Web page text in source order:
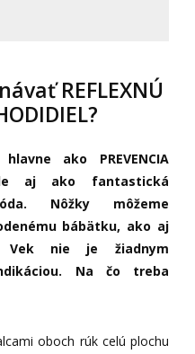
REFLEXNÚ
ako PREVENCIA
aj ako fantastická
Nôžky môžeme
bábätku, ako aj
Vek nie je žiadnym
Na čo treba
oboch rúk celú plochu